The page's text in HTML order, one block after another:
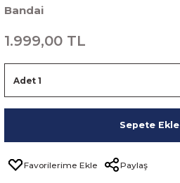
Bandai
1.999,00 TL
Sepete Ekle
Paylaş